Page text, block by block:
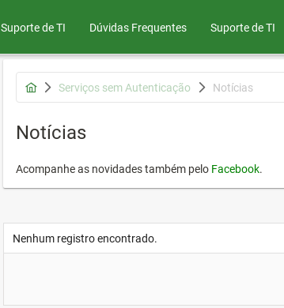
Suporte de TI Dúvidas Frequentes Suporte de TI
Serviços sem Autenticação Notícias
Notícias
Acompanhe as novidades também pelo Facebook.
Nenhum registro encontrado.